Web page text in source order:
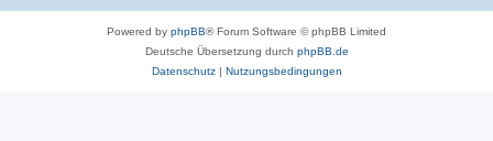
Powered by phpBB® Forum Software © phpBB Limited
Deutsche Übersetzung durch phpBB.de
Datenschutz| Nutzungsbedingungen